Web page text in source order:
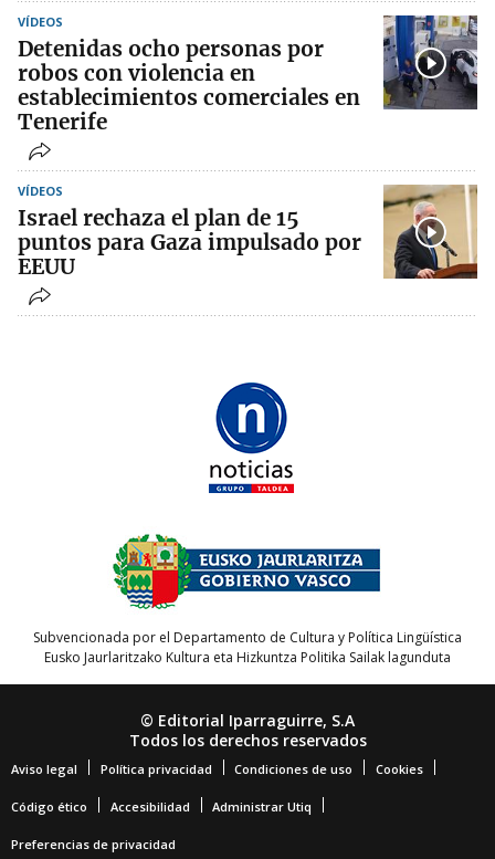
VÍDEOS
Detenidas ocho personas por
robos con violencia en
establecimientos comerciales en
Tenerife
VÍDEOS
Israel rechaza el plan de 15
puntos para Gaza impulsado por
EEUU
Subvencionada por el Departamento de Cultura y Política Lingüística
Eusko Jaurlaritzako Kultura eta Hizkuntza Politika Sailak lagunduta
© Editorial Iparraguirre, S.A
Todos los derechos reservados
Aviso legal Política privacidad Condiciones de uso Cookies
Código ético Accesibilidad Administrar Utiq
Preferencias de privacidad